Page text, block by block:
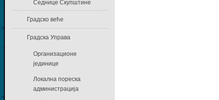
Седнице Скупштине
Градско веће
Градска Управа
Организационе
јединице
Локална пореска
администрација